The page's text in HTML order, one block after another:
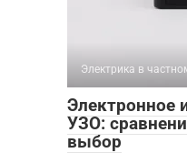
Электрика в
Электронное
УЗО:
выбор